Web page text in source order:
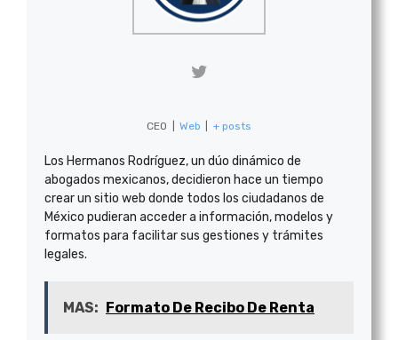
CEO Web + posts
Los Hermanos Rodríguez, un dúo dinámico de
abogados mexicanos, decidieron hace un tiempo
crear un sitio web donde todos los ciudadanos de
México pudieran acceder a información, modelos y
formatos para facilitar sus gestiones y trámites
legales.
MAS: Formato De Recibo De Renta